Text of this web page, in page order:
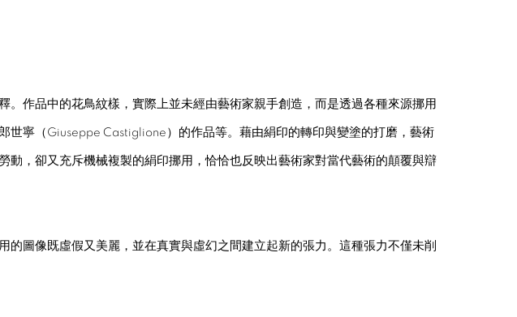
作品中的花鳥紋樣，實際上並未經由藝術家親手創造，而是透過各種來源挪用
世寧（Giuseppe Castiglione）的作品等。藉由絹印的轉印與變塗的打磨，藝術
，卻又充斥機械複製的絹印挪用，恰恰也反映出藝術家對當代藝術的顛覆與辯
圖像既虛假又美麗，並在真實與虛幻之間建立起新的張力。這種張力不僅未削